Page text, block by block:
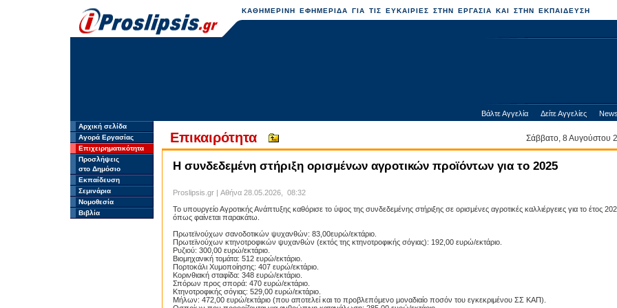
ΚΑΘΗΜΕΡΙΝΗ ΕΦΗΜΕΡΙΔΑ ΓΙΑ ΤΙΣ ΕΥΚΑΙΡΙΕΣ ΣΤΗΝ ΕΡΓΑΣΙΑ ΚΑΙ ΣΤΗΝ ΕΚΠΑΙΔΕΥΣΗ
Βάλτε Αγγελία Δείτε Αγγελίες
Αρχική σελίδα
Αγορά Εργασίας
Επιχειρηματικότητα
Προσλήψεις
στο Δημόσιο
Εκπαίδευση
Σεμινάρια
Νομοθεσία
Βιβλία
Επικαιρότητα Σάββατο, 8 Αυγούστου
Η συνδεδεμένη στήριξη ορισμένων αγροτικών προϊόντων για το 2025
Proslipsis.gr | Αθήνα 28.05.2026, 08:32
Το υπουργείο Αγροτικής Ανάπτυξης καθόρισε το ύψος της συνδεδεμένης στήριξης σε ορισμένες αγροτικές καλλιέργειες για το έτος
όπως φαίνεται παρακάτω.
Πρωτεϊνούχων σανοδοτικών ψυχανθών: 83,00ευρώ/εκτάριο.
Πρωτεϊνούχων κτηνοτροφικών ψυχανθών (εκτός της κτηνοτροφικής σόγιας): 192,00 ευρώ/εκτάριο.
Ρυζιού: 300,00 ευρώ/εκτάριο.
Βιομηχανική τομάτα: 512 ευρώ/εκτάριο.
Πορτοκάλι Χυμοποίησης: 407 ευρώ/εκτάριο.
Κορινθιακή σταφίδα: 348 ευρώ/εκτάριο.
Σπόρων προς σπορά: 470 ευρώ/εκτάριο.
Κτηνοτροφικής σόγιας: 529,00 ευρώ/εκτάριο.
Μήλων: 472,00 ευρώ/εκτάριο (που αποτελεί και το προβλεπόμενο μοναδιαίο ποσόν του εγκεκριμένου ΣΣ ΚΑΠ).